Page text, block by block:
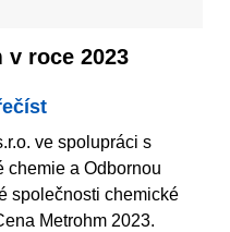
v roce 2023
ve spolupráci s
chemie a Odbornou
společnosti chemické
Metrohm 2023.